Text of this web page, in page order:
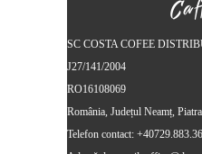
SC COSTA COFEE
J27/141/2004
RO16108069
România, Județul Neamț,
Telefon contact: